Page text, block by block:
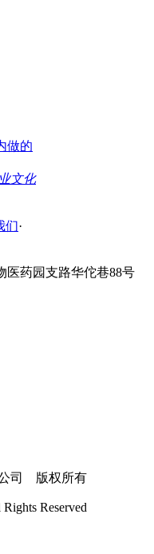
做的
文化
们·
医药园支路华佗巷88号
公司 版权所有
Reserved